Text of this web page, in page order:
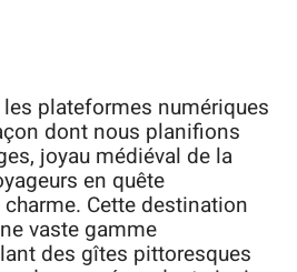
plateformes numériques
dont nous planifions
joyau médiéval de la
en quête
Cette destination
vaste gamme
des gîtes pittoresques